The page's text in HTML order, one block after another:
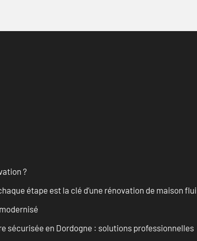
?
étape est la clé d’une rénovation de maison
sécurisée en Dordogne : solutions professionnelles